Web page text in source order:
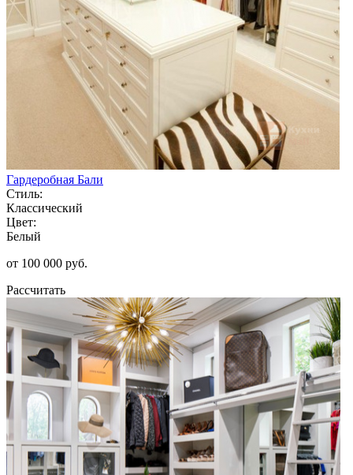
Гардеробная Бали
Стиль:
Классический
Цвет:
Белый
от 100 000 руб.
Рассчитать